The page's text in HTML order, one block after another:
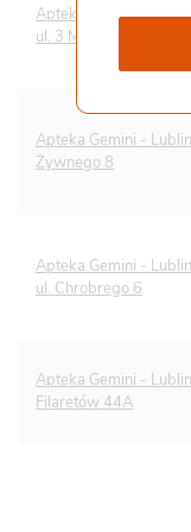
Współpraca i
Pliki do pobrania
Staż
Gemini Praca
Apteka Gemini -
ul. 3 Maja 10
Apteka Gemini -
Żywnego 8
Apteka Gemini -
ul. Chrobrego 6
Apteka Gemini -
Filaretów 44A